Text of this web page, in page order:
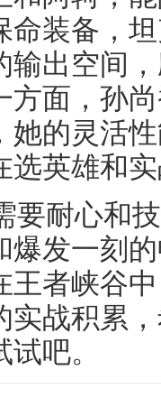
命装备，
输出空间
方面，孙
她的灵活
选英雄和
要耐心和
爆发一刻
王者峡谷
实战积累
吧。